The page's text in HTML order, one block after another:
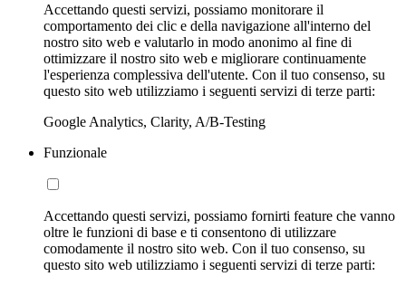
Accettando questi servizi, possiamo monitorare il
comportamento dei clic e della navigazione all'interno del
nostro sito web e valutarlo in modo anonimo al fine di
ottimizzare il nostro sito web e migliorare continuamente
l'esperienza complessiva dell'utente. Con il tuo consenso, su
questo sito web utilizziamo i seguenti servizi di terze parti:
Google Analytics, Clarity, A/B-Testing
Funzionale
Accettando questi servizi, possiamo fornirti feature che vanno
oltre le funzioni di base e ti consentono di utilizzare
comodamente il nostro sito web. Con il tuo consenso, su
questo sito web utilizziamo i seguenti servizi di terze parti: